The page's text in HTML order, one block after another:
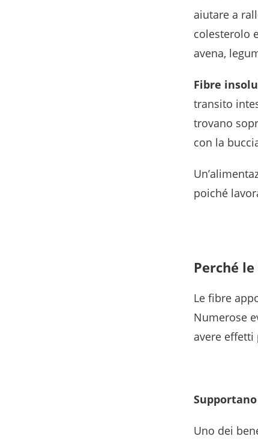
aiutare a
colesterolo
avena,
Fibre
transito
trovano
con la
poiché
Perché
Le fibre
Numerose
avere effetti
Uno dei